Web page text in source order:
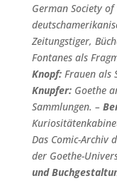
German Society
Zeitungstiger,
Fontanes als
Knopf:Frauen als
Knupfer:Goethe
Sammlungen. –
Das Comic-Archiv
der Goethe-
und